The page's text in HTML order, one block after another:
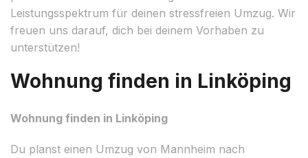
Leistungsspektrum für deinen stressfreien Umzug. Wir
freuen uns darauf, dich bei deinem Vorhaben zu
unterstützen!
Wohnung finden in Linköping
Wohnung finden in Linköping
Du planst einen Umzug von Mannheim nach